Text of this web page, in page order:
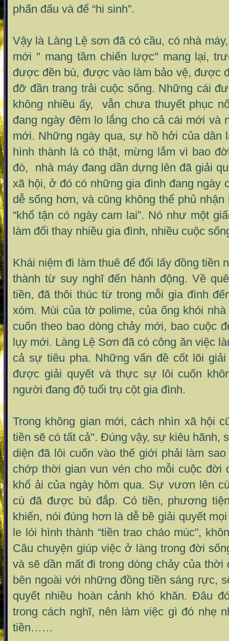
phấn đấu và để “hi sinh”.
Vậy là Làng Lệ sơn đã có cầu, có nhà
mới " mang tầm chiến lược" mang lại,
được đền bù, được vào làm bảo vệ, được
đỡ đần trang trải cuộc sống. Những cái
không nhiều ấy, vẫn chưa thuyết phục
đang ngày đêm lo lắng cho cả cái mới và
mới. Những ngày qua, sự hồ hởi của dân
hình thành là có thật, mừng lắm vì bao
đò, nhà máy đang dần dựng lên đã giải
xã hội, ở đó có những gia đình đang ngày
dễ sống hơn, và cũng không thể phủ
“khổ tận có ngày cam lai”. Nó như một
làm đổi thay nhiều gia đình, nhiều cuộc
Khái niệm đi làm thuê để đổi lấy đồng tiền
thành từ suy nghĩ đến hành động. Về
tiền, đã thôi thúc từ trong mỗi gia đình
xóm. Mùi của tờ polime, của ống khói
cuốn theo bao dòng chảy mới, bao cuộc
lụy mới. Làng Lệ Sơn đã có công ăn việc
cả sự tiêu pha. Những vấn đề cốt lõi
được giải quyết và thực sự lôi cuốn
người đang độ tuổi trụ cột gia đình.
Trong không gian mới, cách nhìn xã hội
tiền sẽ có tất cả". Đúng vậy, sự kiêu hãnh,
diện đã lôi cuốn vào thế giới phải làm
chớp thời gian vun vén cho mỗi cuộc đời
khổ ải của ngày hôm qua. Sự vươn lên
cù đã được bù đắp. Có tiền, phương
khiến, nói đúng hơn là dễ bề giải quyết
le lói hình thành “tiền trao cháo múc”,
Câu chuyện giúp việc ở làng trong đời
và sẽ dần mất đi trong dòng chảy của
bên ngoài với những đồng tiền sáng rực,
quyết nhiều hoàn cảnh khó khăn. Đâu
trong cách nghĩ, nên làm việc gì đó nhẹ
tiền……